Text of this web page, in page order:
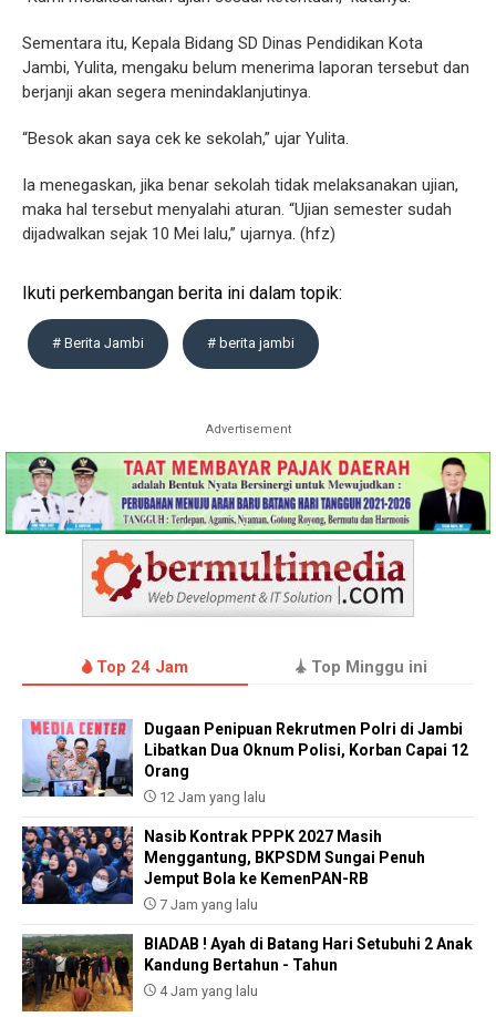
Sementara itu, Kepala Bidang SD Dinas Pendidikan Kota
Jambi, Yulita, mengaku belum menerima laporan tersebut dan
berjanji akan segera menindaklanjutinya.
“Besok akan saya cek ke sekolah,” ujar Yulita.
Ia menegaskan, jika benar sekolah tidak melaksanakan ujian,
maka hal tersebut menyalahi aturan. “Ujian semester sudah
dijadwalkan sejak 10 Mei lalu,” ujarnya. (hfz)
Ikuti perkembangan berita ini dalam topik:
# Berita Jambi # berita jambi
Advertisement
Top 24 Jam Top Minggu ini
Dugaan Penipuan Rekrutmen Polri di Jambi
Libatkan Dua Oknum Polisi, Korban Capai 12
Orang
12 Jam yang lalu
Nasib Kontrak PPPK 2027 Masih
Menggantung, BKPSDM Sungai Penuh
Jemput Bola ke KemenPAN-RB
7 Jam yang lalu
BIADAB ! Ayah di Batang Hari Setubuhi 2 Anak
Kandung Bertahun - Tahun
4 Jam yang lalu